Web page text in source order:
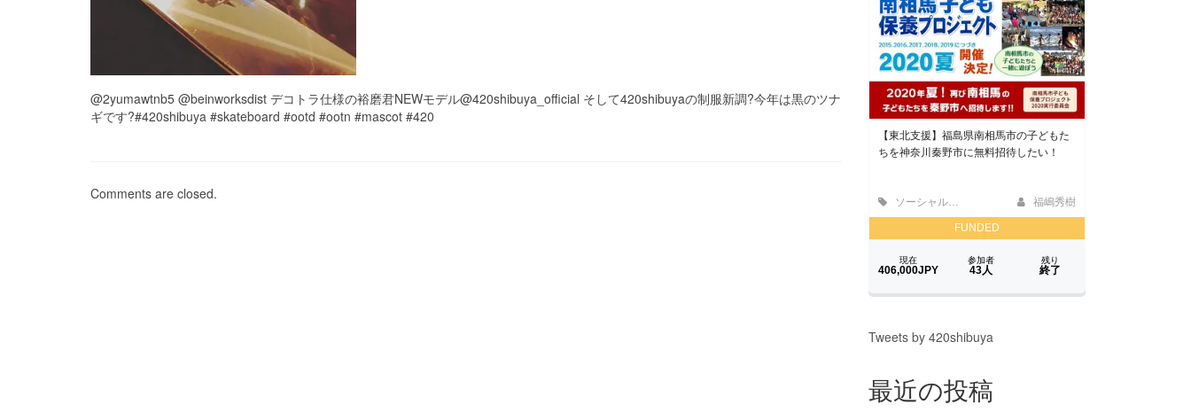
@2yumawtnb5 @beinworksdist デコトラ仕様の裕磨君NEWモデル@420shibuya_official そして420shibuyaの制服新調?今年は黒のツナ
ギです?#420shibuya #skateboard #ootd #ootn #mascot #420
Comments are closed.
Tweets by 420shibuya
最近の投稿